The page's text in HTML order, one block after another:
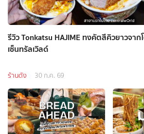
รีวิว Tonkatsu HAJIME ทงคัตสึคิวยาวจาก
เซ็นทรัลเวิลด์
ร้านดัง 30 ก.ค. 69